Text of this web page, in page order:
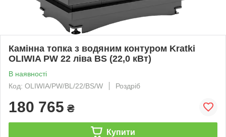
Камінна топка з водяним контуром Kratki
OLIWIA PW 22 ліва BS (22,0 кВт)
В наявності
Код: OLIWIA/PW/BL/22/BS/W
Роздріб
180 765 ₴
Купити